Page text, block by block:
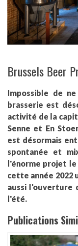
Brussels Beer
Impossible de
brasserie est
activité de la
Senne et En
est désormais
spontanée et
l'énorme projet le
cette année 2022
aussi l'ouverture
l'été.
Publications